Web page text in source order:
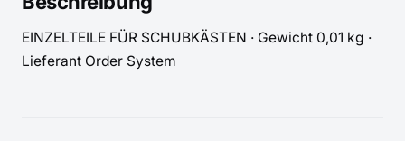
EINZELTEILE FÜR SCHUBKÄSTEN · Gewicht 0,01 kg ·
Lieferant Order System